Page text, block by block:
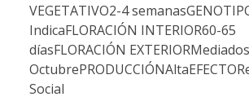
VEGETATIVO2-4
IndicaFLORACIÓN INTERIOR60-65
díasFLORACIÓN
Social